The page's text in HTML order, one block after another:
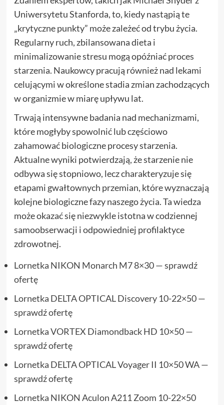
Uniwersytetu Stanforda, to, kiedy nastąpią te
„krytyczne punkty” może zależeć od trybu życia.
Regularny ruch, zbilansowana dieta i
minimalizowanie stresu mogą opóźniać proces
starzenia. Naukowcy pracują również nad lekami
celującymi w określone stadia zmian zachodzących
w organizmie w miarę upływu lat.
Trwają intensywne badania nad mechanizmami,
które mogłyby spowolnić lub częściowo
zahamować biologiczne procesy starzenia.
Aktualne wyniki potwierdzają, że starzenie nie
odbywa się stopniowo, lecz charakteryzuje się
etapami gwałtownych przemian, które wyznaczają
kolejne biologiczne fazy naszego życia. Ta wiedza
może okazać się niezwykle istotna w codziennej
samoobserwacji i odpowiedniej profilaktyce
zdrowotnej.
Lornetka NIKON Monarch M7 8×30 — sprawdź
ofertę
Lornetka DELTA OPTICAL Discovery 10-22×50 —
sprawdź ofertę
Lornetka VORTEX Diamondback HD 10×50 —
sprawdź ofertę
Lornetka DELTA OPTICAL Voyager II 10×50 WA —
sprawdź ofertę
Lornetka NIKON Aculon A211 Zoom 10-22×50